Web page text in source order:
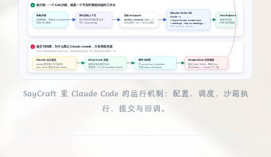
SayCraft 里 Claude Code 的运行机制：配置、调度、沙箱执
行、提交与回调。